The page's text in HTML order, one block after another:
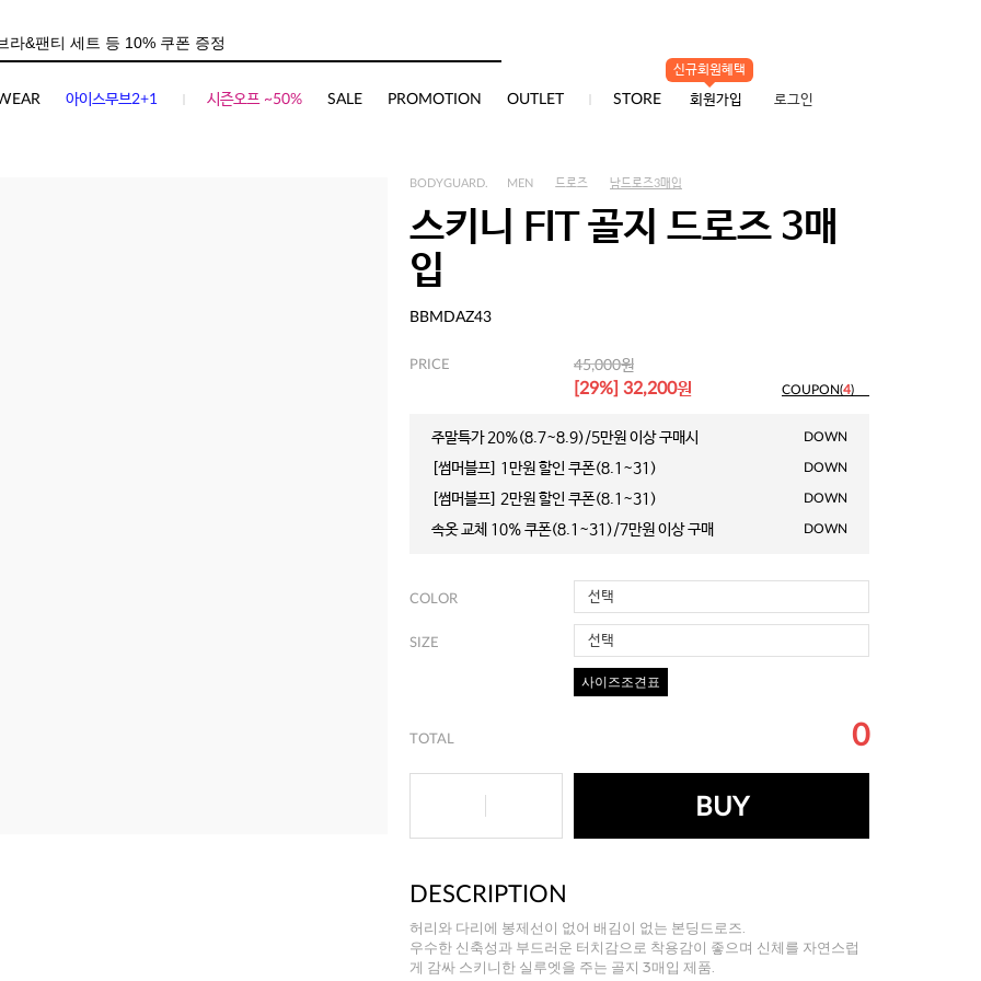
아이스무브2+1 시즌오프 ~50% SALE PROMOTION OUTLET STORE
신규회원혜택
회원가입 로그인
BODYGUARD. MEN 드로즈 남드로즈3매입
스키니 FIT 골지 드로즈 3매
입
BBMDAZ43
PRICE 45,000원
[29%] 32,200원 COUPON(4)
주말특가 20%(8.7~8.9)/5만원 이상 구매시 DOWN
[썸머블프] 1만원 할인 쿠폰(8.1~31) DOWN
[썸머블프] 2만원 할인 쿠폰(8.1~31) DOWN
속옷 교체 10% 쿠폰(8.1~31)/7만원 이상 구매 DOWN
COLOR 선택
SIZE 선택
사이즈조견표
TOTAL 0
BUY
DESCRIPTION
허리와 다리에 봉제선이 없어 배김이 없는 본딩드로즈.
우수한 신축성과 부드러운 터치감으로 착용감이 좋으며 신체를 자연스럽
게 감싸 스키니한 실루엣을 주는 골지 3매입 제품.
사이즈